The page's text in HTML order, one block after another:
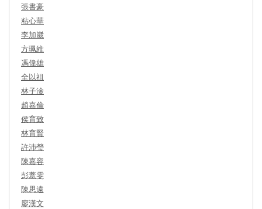
張書豪
粘心華
李加崴
方珮維
馮偉雄
全以祖
林子淦
趙嘉倫
侯育致
林育賢
許沛瑩
陳嘉容
彭薏雯
陳思遠
廖漢文